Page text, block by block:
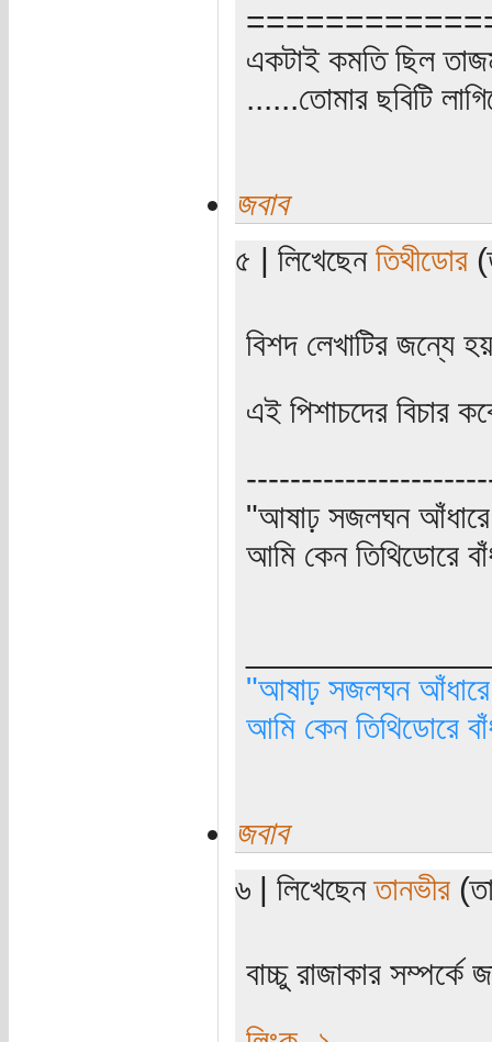
একটাই কমতি ছিল
......তোমার ছবিটি
জবাব
৫ | লিখেছেন তিথীডোর
বিশদ লেখাটির জন্যে
এই পিশাচদের বিচার
"আষাঢ় সজলঘন আঁধারে,
আমি কেন তিথিডোরে
"আষাঢ় সজলঘন আঁধারে,
আমি কেন তিথিডোরে
জবাব
৬ | লিখেছেনতানভীর
বাচ্চু রাজাকার